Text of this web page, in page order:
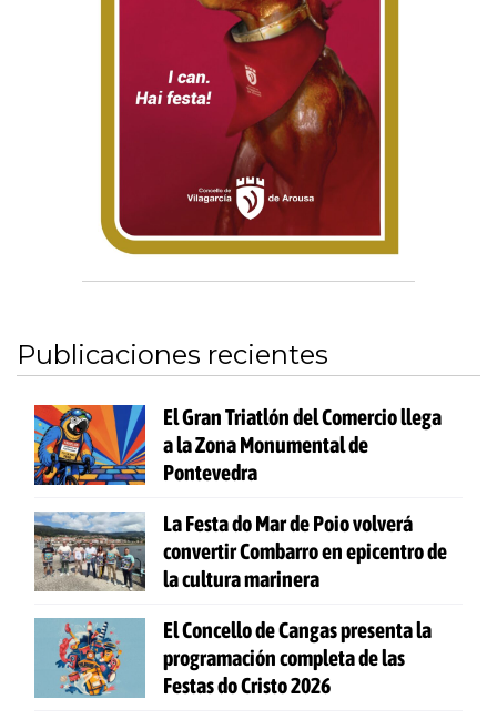
Publicaciones recientes
El Gran Triatlón del Comercio llega
a la Zona Monumental de
Pontevedra
La Festa do Mar de Poio volverá
convertir Combarro en epicentro de
la cultura marinera
El Concello de Cangas presenta la
programación completa de las
Festas do Cristo 2026